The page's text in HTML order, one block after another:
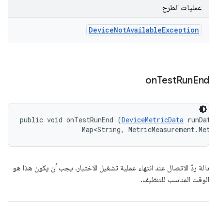
عمليات الطرح
DeviceNotAvailableException
onTestRunEnd
public void onTestRunEnd (DeviceMetricData
Map<String,
دالة ردّ الاتصال عند انتهاء عملية تشغيل الاختبار. يجب أن يكون هذا هو
الوقت المناسب للتنظيف.